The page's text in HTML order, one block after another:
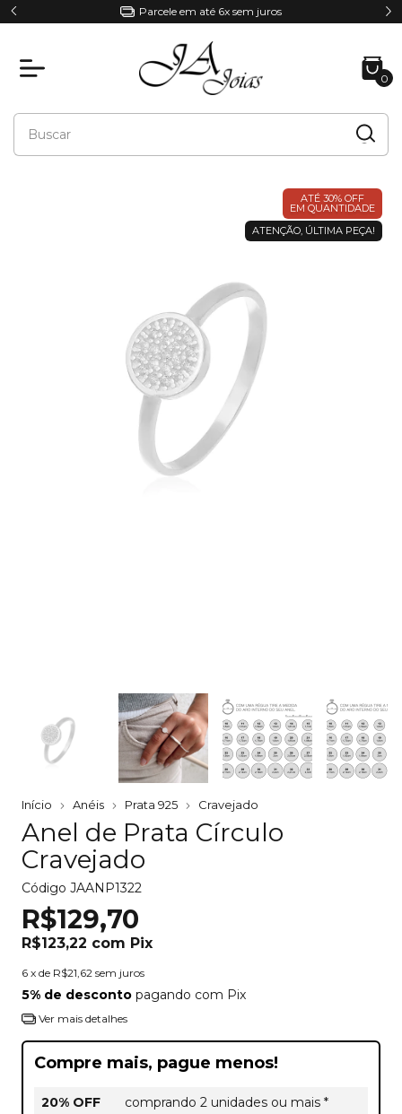
Parcele em até 6x sem juros
0
ATÉ 30% OFF
EM QUANTIDADE
ATENÇÃO, ÚLTIMA PEÇA!
Início Anéis Prata 925 Cravejado
Anel de Prata Círculo
Cravejado
Código JAANP1322
R$129,70
R$123,22 com Pix
6 x de R$21,62 sem juros
5% de desconto pagando com Pix
Ver mais detalhes
Compre mais, pague menos!
20% OFF
comprando 2 unidades ou mais *